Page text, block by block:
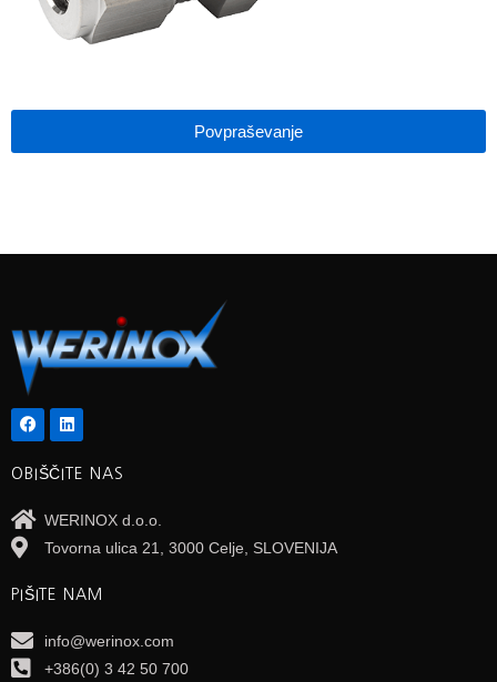
Povpraševanje
OBIŠČITE NAS
WERINOX d.o.o.
Tovorna ulica 21, 3000 Celje, SLOVENIJA
PIŠITE NAM
info@werinox.com
+386(0) 3 42 50 700